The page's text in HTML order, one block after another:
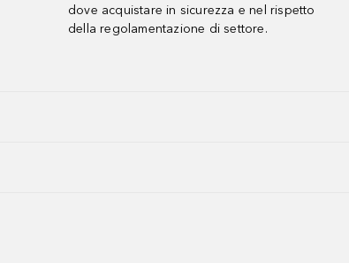
dove acquistare in sicurezza e nel rispetto
della regolamentazione di settore.